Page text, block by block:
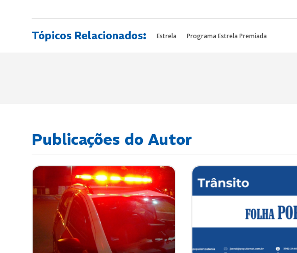
Tópicos Relacionados: Estrela Programa Estrela Premiada
Publicações do Autor